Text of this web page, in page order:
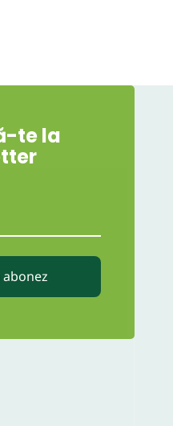
te la